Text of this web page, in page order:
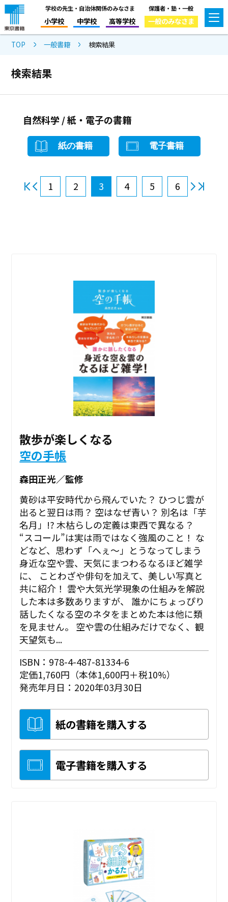
学校の先生・自治体関係のみなさま
小学校 中学校 高等学校
保護者・塾・一般
一般のみなさま
TOP 一般書籍 検索結果
検索結果
自然科学 / 紙・電子の書籍
紙の書籍 電子書籍
1 2 3 4 5 6
散歩が楽しくなる
空の手帳
森田正光／監修
黄砂は平安時代から飛んでいた？ ひつじ雲が
出ると翌日は雨？ 空はなぜ青い？ 別名は「芋
名月」!? 木枯らしの定義は東西で異なる？
“スコール”は実は雨ではなく強風のこと！ な
どなど、思わず「へぇ～」とうなってしまう
身近な空や雲、天気にまつわるなるほど雑学
に、 ことわざや俳句を加えて、美しい写真と
共に紹介！ 雲や大気光学現象の仕組みを解説
した本は多数ありますが、 誰かにちょっぴり
話したくなる空のネタをまとめた本は他に類
を見ません。 空や雲の仕組みだけでなく、観
天望気も...
ISBN：978-4-487-81334-6
定価1,760円（本体1,600円＋税10%）
発売年月日：2020年03月30日
紙の書籍を購入する
電子書籍を購入する